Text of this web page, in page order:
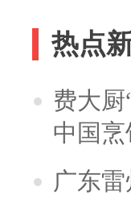
热点
费大
中国
广东